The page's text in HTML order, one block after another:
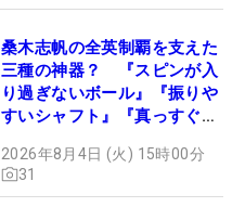
桑木志帆の全英制覇を支えた
三種の神器？ 『スピンが入
り過ぎないボール』『振りや
すいシャフト』『真っすぐ飛
セッティング
2026年8月4日 (火) 15時00分
31